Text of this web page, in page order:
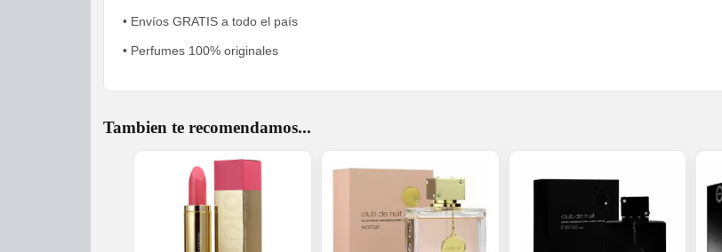
• Envíos GRATIS a todo el país
• Perfumes 100% originales
Tambien te recomendamos...